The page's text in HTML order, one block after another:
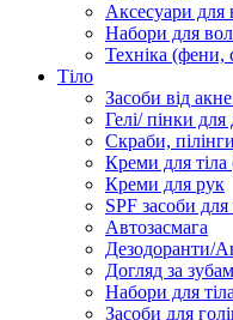
Аксесуари для
Набори для
Техніка (фени,
Тіло
Засоби від акне
Гелі/ пінки
Скраби,
Креми для
Креми для рук
SPF засоби для
Автозасмага
Дезодоранти/
Догляд за
Набори для тіла
Засоби для